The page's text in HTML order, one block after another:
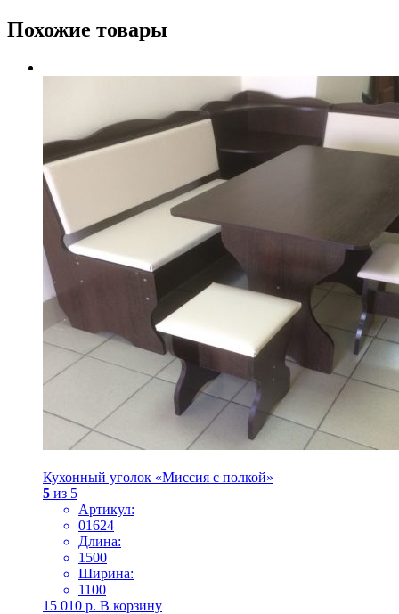
Похожие товары
Кухонный уголок «Миссия с полкой»
5 из 5
Артикул:
01624
Длина:
1500
Ширина:
1100
15 010 р. В корзину